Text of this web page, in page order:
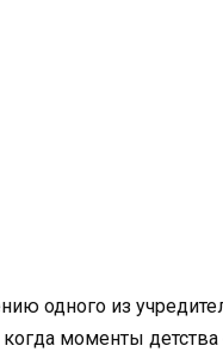
одного из
когда моменты